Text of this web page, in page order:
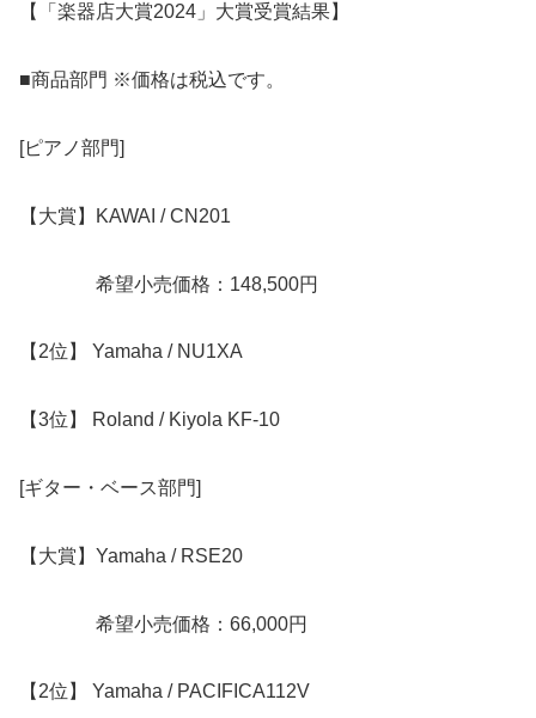
【「楽器店大賞2024」大賞受賞結果】
■商品部門 ※価格は税込です。
[ピアノ部門]
【大賞】KAWAI / CN201
希望小売価格：148,500円
【2位】 Yamaha / NU1XA
【3位】 Roland / Kiyola KF-10
[ギター・ベース部門]
【大賞】Yamaha / RSE20
希望小売価格：66,000円
【2位】 Yamaha / PACIFICA112V